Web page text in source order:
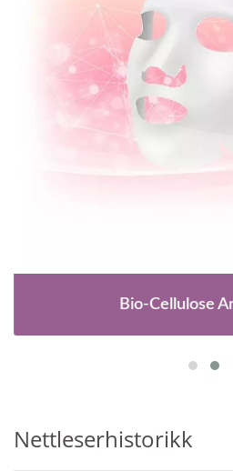
Bio-Cellulose
Nettleserhistorikk